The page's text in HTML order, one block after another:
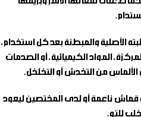
الأصلية والمبطنة بعد كل استخدام،
المواد الكيميائية، أو الصدمات
من التخدش أو التخلخل.
ناعمة أو لدى المختصين ليعود
للتو.